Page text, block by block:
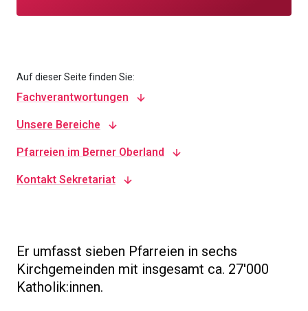
Auf dieser Seite finden Sie:
Fachverantwortungen
Unsere Bereiche
Pfarreien im Berner Oberland
Kontakt Sekretariat
Er umfasst sieben Pfarreien in sechs
Kirchgemeinden mit insgesamt ca. 27'000
Katholik:innen.